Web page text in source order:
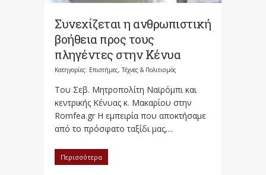
Συνεχίζεται η ανθρωπιστική
βοήθεια προς τους
πληγέντες στην Κένυα
Κατηγορίες: Επιστήμες, Τέχνες & Πολιτισμός
Του Σεβ. Μητροπολίτη Ναϊρόμπι και
κεντρικής Κένυας κ. Μακαρίου στην
Romfea.gr Η εμπειρία που αποκτήσαμε
από το πρόσφατο ταξίδι μας,...
Περισσότερα